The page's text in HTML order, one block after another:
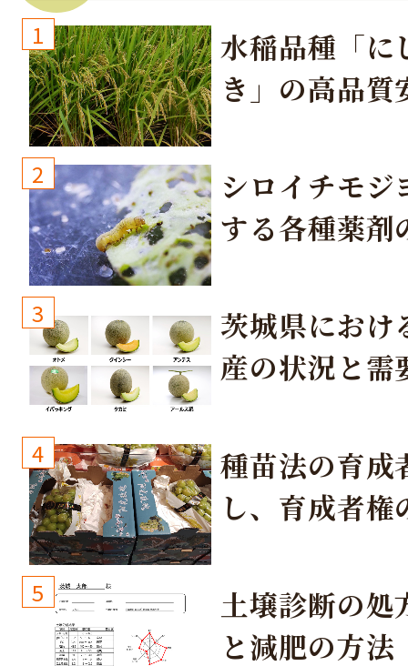
1
水稲品種「に
き」の高品質
2
シロイチモジ
する各種薬剤
3
茨城県におけ
産の状況と需
4
種苗法の育成
し、育成者権
しょう！
5
土壌診断の処
と減肥の方法